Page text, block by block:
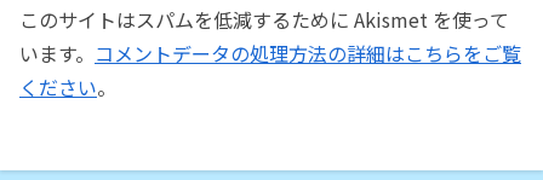
このサイトはスパムを低減するために Akismet を使って
います。 コメントデータの処理方法の詳細はこちらをご覧
ください。